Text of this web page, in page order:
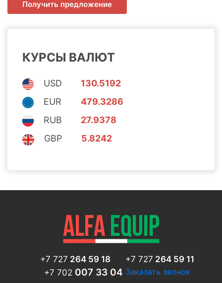
КУРСЫ ВАЛЮТ
USD
130.5192
EUR
479.3286
RUB
27.9378
GBP
5.8242
+7 727 264 59 18 +7 727 264 59 11
+7 702 007 33 04 Заказать звонок